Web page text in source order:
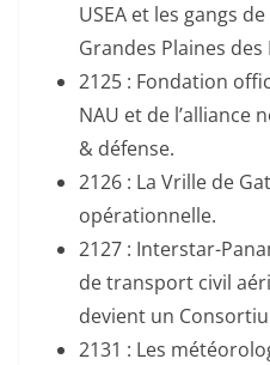
USEA et les gangs
Grandes Plaines des
2125 : Fondation
NAU et de l’alliance
& défense.
2126 : La Vrille de
opérationnelle.
2127 : Interstar-
de transport civil
devient un
2131 : Les